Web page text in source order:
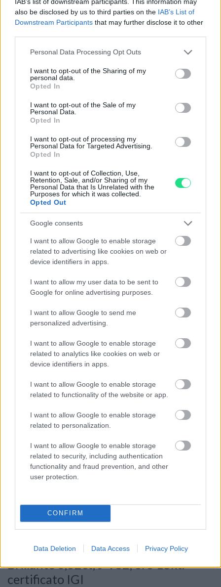
also be disclosed by us to third parties on the IAB’s List of
Downstream Participants that may further disclose it to other
Please note that this website/app uses one or more Google
not limited to your visit or usage behaviour. You may click to
grant or deny consent to Google and its third-party tags to
use your data for below specified purposes in below Google
consent section.
Personal Data Processing Opt Outs
I want to opt-out of the Sharing of my
personal data.
Opted In
I want to opt-out of the Sale of my
Personal Data.
Opted In
I want to opt-out of processing my
Personal Data for Targeted Advertising.
Opted In
I want to opt-out of Collection, Use,
Retention, Sale, and/or Sharing of my
Personal Data that Is Unrelated with the
Purposes for which it was collected.
Opted Out
Google consents
I want to allow Google to enable storage
related to advertising like cookies on web or
device identifiers in apps.
I want to allow my user data to be sent to
Google for online advertising purposes.
I want to allow Google to send me
personalized advertising.
I want to allow Google to enable storage
related to analytics like cookies on web or
device identifiers in apps.
I want to allow Google to enable storage
related to functionality of the website or app.
I want to allow Google to enable storage
related to personalization.
I want to allow Google to enable storage
related to security, including authentication
functionality and fraud prevention, and other
user protection.
CONFIRM
Data Deletion Data Access Privacy Policy
Garanzia di due annisui prodotti usati, verificati dal
nostro laboratorio di assistenza.
per ordini superiori a 150 euro.
Per maggiori dettagli consultate la nostra
Guida
all'acquisto.
Contattaci per richiedere maggiori
informazioni o prenotare una
videochiamata:
Numero di telefono
*
La tua richiesta *
Consenso al
trattamento dati
Invia
Caratteristiche: Collana punto luce -
Brillante 0,62ct, J-VS2, oro 18kt.
certificato IGI